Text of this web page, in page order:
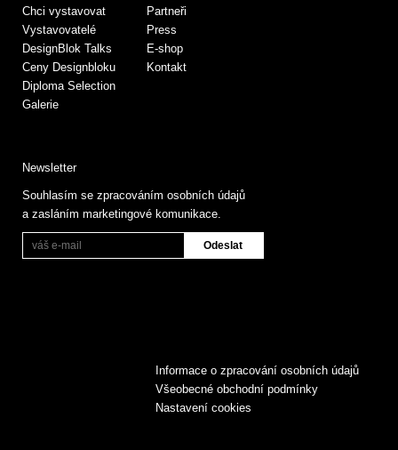
Chci vystavovat
Vystavovatelé
DesignBlok Talks
Ceny Designbloku
Diploma Selection
Galerie
Partneři
Press
E-shop
Kontakt
Newsletter
Souhlasím se zpracováním osobních údajů
a zasláním marketingové komunikace.
Informace o zpracování osobních údajů
Všeobecné obchodní podmínky
Nastavení cookies